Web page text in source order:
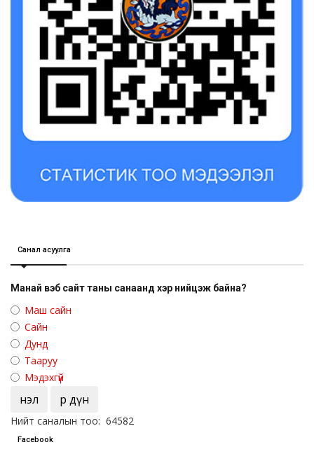
Санал асуулга
Манай вэб сайт таны санаанд хэр нийцэж байна?
Маш сайн
Сайн
Дунд
Тааруу
Мэдэхгүй
Үнэл Үр дүн
Нийт саналын тоо: 64582
Facebook